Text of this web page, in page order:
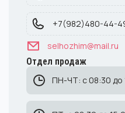
+7(982)480-44-
selhozhim@mail.ru
Отдел продаж
ПН-ЧТ: с 08:30 до